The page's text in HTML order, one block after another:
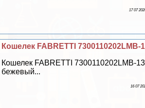
17 07
Кошелек FABRETTI
Кошелек FABRETTI 7300110202LMB-13
бежевый...
16 07